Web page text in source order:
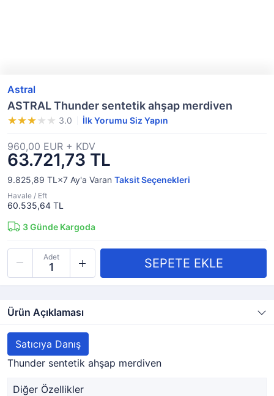
Astral
ASTRAL Thunder sentetik ahşap merdiven
3.0 İlk Yorumu Siz Yapın
63.721,73 TL
960,00 EUR + KDV
9.825,89 TL×7 Ay'a Varan Taksit Seçenekleri
Havale / Eft
60.535,64 TL
3Günde Kargoda
Adet
Ürün Açıklaması
Satıcıya Danış
Thunder sentetik ahşap merdiven
Diğer Özellikler